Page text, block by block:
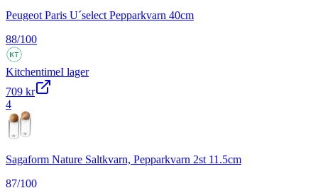
Peugeot Paris U´select Pepparkvarn 40cm
88/100
KitchentimeI lager
709 kr
4
Sagaform Nature Saltkvarn, Pepparkvarn 2st 11.5cm
87/100